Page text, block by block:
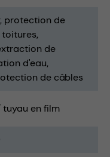
protection de
toitures
de
d'eau
de câbles
en film